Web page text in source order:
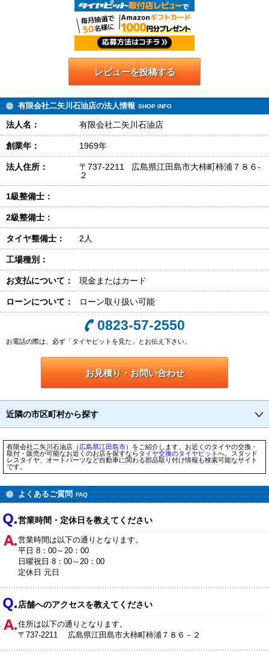
レビューを投稿する
有限会社二矢川石油店の法人情報 SHOP INFO
法人名： 有限会社二矢川石油店
創業年： 1969年
法人住所：
〒737-2211 広島県江田島市大柿町柿浦７８６-
２
1級整備士：
2級整備士：
タイヤ整備士： 2人
工場種別：
お支払について： 現金またはカード
ローンについて： ローン取り扱い可能
0823-57-2550
お電話の際は、必ず「タイヤピットを見た」とお伝え下さい。
お見積り・お問い合わせ
近隣の市区町村から探す
有限会社二矢川石油店（広島県江田島市）をご紹介します。お近くのタイヤの交換・
取付・販売が可能なお近くのお店を探すならタイヤ交換のタイヤピットへ。スタッド
レスタイヤ、オートパーツなど自動車に関わる部品取り付け情報も検索可能なサイト
です。
よくあるご質問 FAQ
営業時間・定休日を教えてください
営業時間は以下の通りとなります。
平日 8：00～20：00
日曜祝日 8：00～20：00
定休日 元日
店舗へのアクセスを教えてください
住所は以下の通りとなります。
〒737-2211 広島県江田島市大柿町柿浦７８６－２